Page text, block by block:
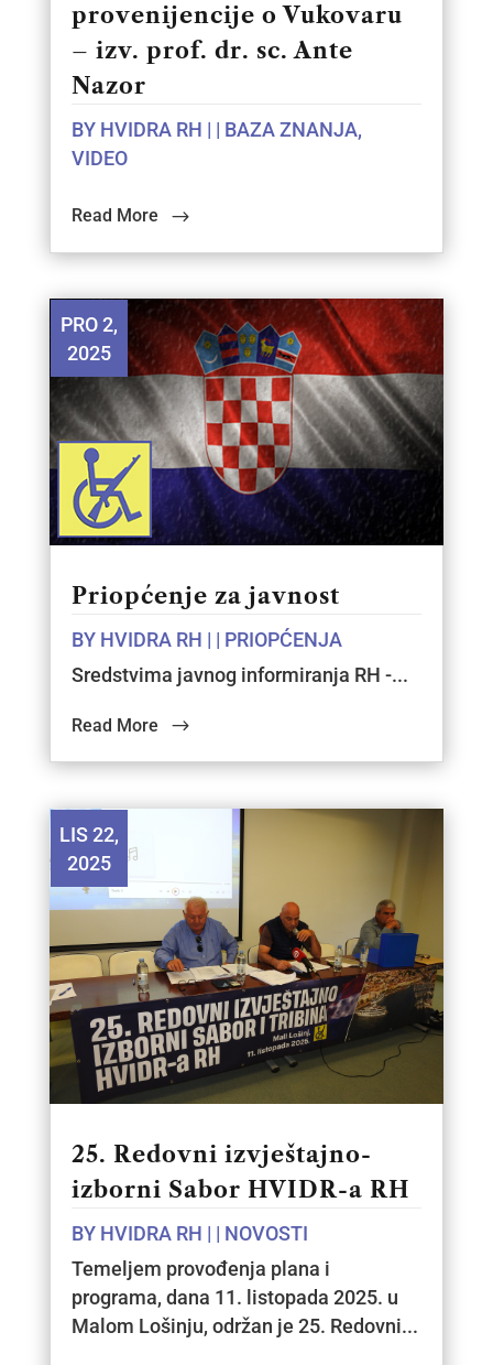
provenijencije o Vukovaru
– izv. prof. dr. sc. Ante
Nazor
BY HVIDRA RH | | BAZA ZNANJA,
VIDEO
Read More
Priopćenje za javnost
BY HVIDRA RH |
PRO 2,
2025
| PRIOPĆENJA
Sredstvima javnog informiranja RH -...
Read More
25. Redovni izvještajno-
izborni Sabor HVIDR-a RH
BY HVIDRA RH |
LIS 22,
2025
| NOVOSTI
Temeljem provođenja plana i
programa, dana 11. listopada 2025. u
Malom Lošinju, održan je 25. Redovni...